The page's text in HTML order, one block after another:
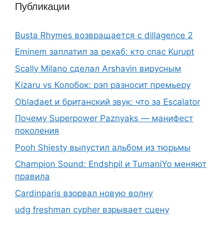
Публикации
Busta Rhymes возвращается с dillagence 2
Eminem заплатил за рехаб: кто спас Kurupt
Scally Milano сделал Arshavin вирусным
Kizaru vs Колобок: рэп разносит премьеру
Obladaet и британский звук: что за Escalator
Почему Superpower Paznyaks — манифест
поколения
Pooh Shiesty выпустил альбом из тюрьмы
Champion Sound: Endshpil и TumaniYo меняют
правила
Cardinparis взорвал новую волну
udg freshman cypher взрывает сцену